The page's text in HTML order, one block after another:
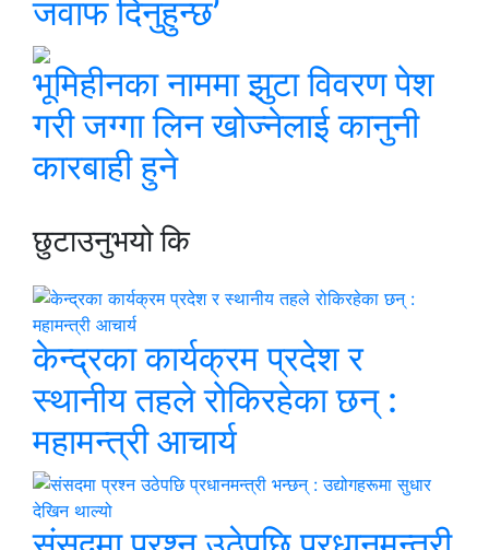
जवाफ दिनुहुन्छ’
भूमिहीनका नाममा झुटा विवरण पेश
गरी जग्गा लिन खोज्नेलाई कानुनी
कारबाही हुने
छुटाउनुभयो कि
केन्द्रका कार्यक्रम प्रदेश र
स्थानीय तहले रोकिरहेका छन् :
महामन्त्री आचार्य